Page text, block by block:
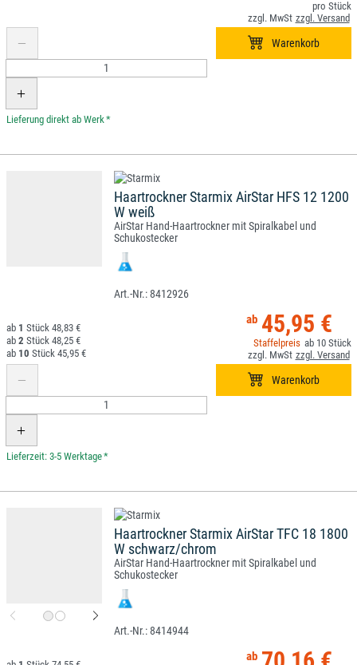
*
Haartrockner Starmix AirStar HFS 12 1200
W weiß
AirStar Hand-Haartrockner mit Spiralkabel und
Schukostecker
8412926
45,95 €
10
1
48,83 €
2
48,25 €
10
45,95 €
*
Haartrockner Starmix AirStar TFC 18 1800
W schwarz/chrom
AirStar Hand-Haartrockner mit Spiralkabel und
Schukostecker
8414944